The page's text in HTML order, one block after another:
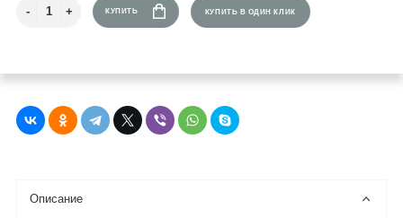
КУПИТЬ КУПИТЬ В ОДИН КЛИК
Описание